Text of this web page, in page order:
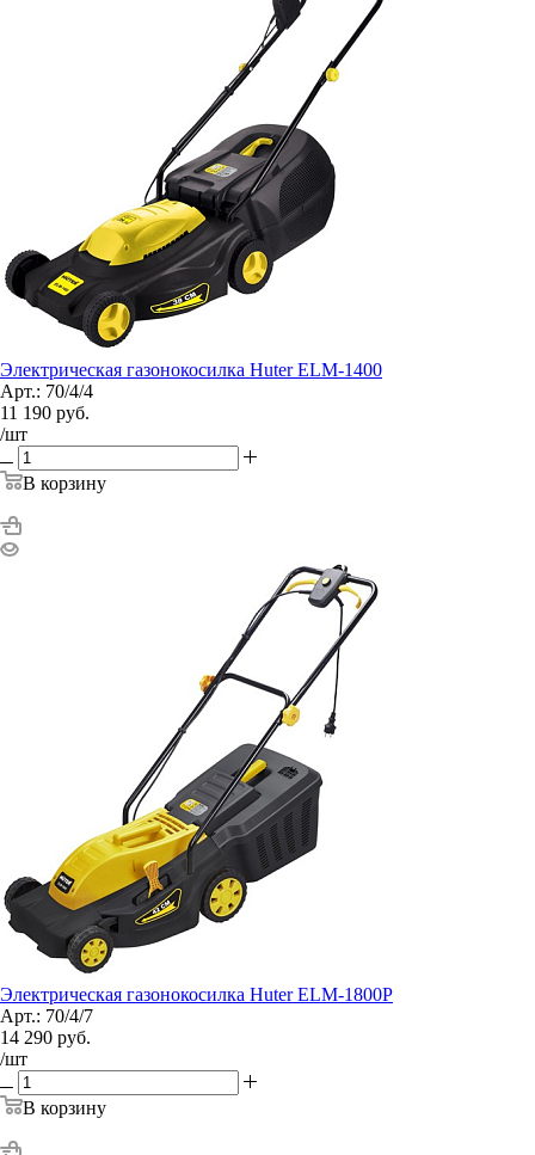
Электрическая газонокосилка Huter ELM-1400
Арт.: 70/4/4
11 190 руб.
/шт
В корзину
Электрическая газонокосилка Huter ELM-1800P
Арт.: 70/4/7
14 290 руб.
/шт
В корзину